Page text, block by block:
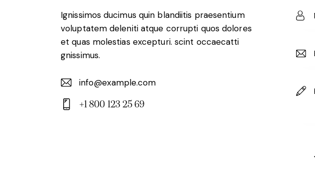
Ignissimos ducimus quin blandiitis praesentium
voluptatem deleniti atque corrupti quos dolores
et quas molestias excepturi. scint occaecatti
gnissimus.
E-
m
info@example.com
+1 800 123 25 69